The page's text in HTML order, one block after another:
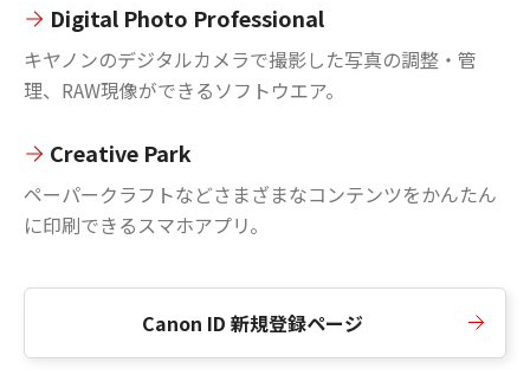
Digital Photo Professional
キヤノンのデジタルカメラで撮影した写真の調整・管
理、RAW現像ができるソフトウエア。
Creative Park
ペーパークラフトなどさまざまなコンテンツをかんたん
に印刷できるスマホアプリ。
Canon ID 新規登録ページ